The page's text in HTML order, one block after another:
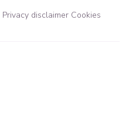
Privacy disclaimer Cookies